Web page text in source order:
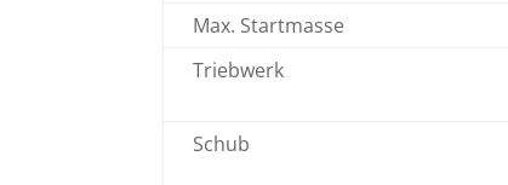
Max. Startmasse
Triebwerk
Schub